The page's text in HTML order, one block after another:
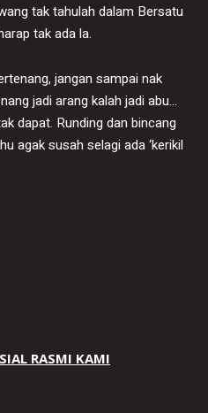
tak tahulah dalam Bersatu
tak ada la.
jangan sampai nak
jadi arang kalah jadi abu…
dapat. Runding dan bincang
agak susah selagi ada ‘kerikil
RASMI KAMI